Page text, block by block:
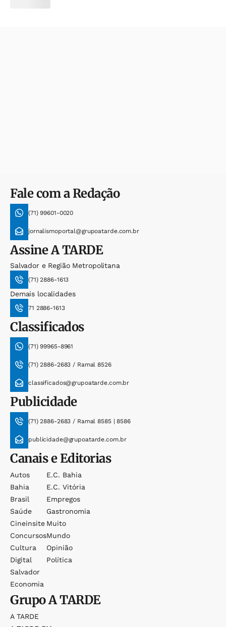
Fale com a Redação
(71) 99601-0020
jornalismoportal@grupoatarde.com.br
AssineA TARDE
Salvador e Região Metropolitana
(71) 2886-1613
Demais localidades
71 2886-1613
Classificados
(71) 99965-8961
(71) 2886-2683 / Ramal 8526
classificados@grupoatarde.com.br
Publicidade
(71) 2886-2683 / Ramal 8585 | 8586
publicidade@grupoatarde.com.br
Canais e Editorias
Autos
Bahia
Brasil
Saúde
Cineinsite
Concursos
Cultura
Digital
Salvador
Economia
E.c. Bahia
E.c. Vitória
Empregos
Gastronomia
Muito
Mundo
Opinião
Política
GrupoA TARDE
A TARDE